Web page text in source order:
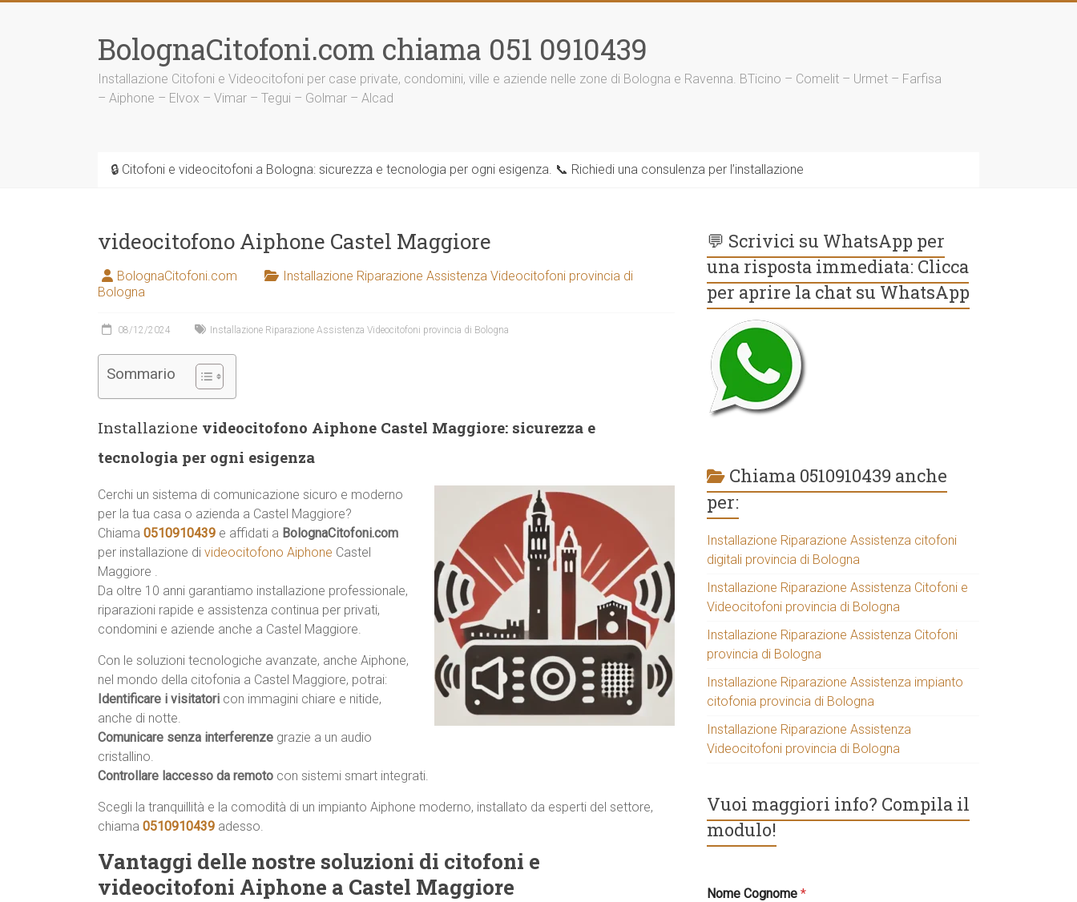
BolognaCitofoni.com chiama 051 0910439
Installazione Citofoni e Videocitofoni per case private, condomini, ville e aziende nelle zone di Bologna e Ravenna. BTicino – Comelit – Urmet – Farfisa
– Aiphone – Elvox – Vimar – Tegui – Golmar – Alcad
🔒 Citofoni e videocitofoni a Bologna: sicurezza e tecnologia per ogni esigenza. 📞 Richiedi una consulenza per l’installazione
videocitofono Aiphone Castel Maggiore
BolognaCitofoni.com
Installazione Riparazione Assistenza Videocitofoni provincia di
Bologna
08/12/2024 Installazione Riparazione Assistenza Videocitofoni provincia di Bologna
Sommario
Installazione videocitofono Aiphone Castel Maggiore: sicurezza e
tecnologia per ogni esigenza
Cerchi un sistema di comunicazione sicuro e moderno
per la tua casa o azienda a Castel Maggiore?
Chiama 0510910439 e affidati a BolognaCitofoni.com
per installazione di videocitofono Aiphone Castel
Maggiore .
Da oltre 10 anni garantiamo installazione professionale,
riparazioni rapide e assistenza continua per privati,
condomini e aziende anche a Castel Maggiore.
Con le soluzioni tecnologiche avanzate, anche Aiphone,
nel mondo della citofonia a Castel Maggiore, potrai:
Identificare i visitatori con immagini chiare e nitide,
anche di notte.
Comunicare senza interferenze grazie a un audio
cristallino.
Controllare laccesso da remoto con sistemi smart integrati.
Scegli la tranquillità e la comodità di un impianto Aiphone moderno, installato da esperti del settore,
chiama 0510910439 adesso.
Vantaggi delle nostre soluzioni di citofoni e
videocitofoni Aiphone a Castel Maggiore
💬 Scrivici su WhatsApp per
una risposta immediata: Clicca
per aprire la chat su WhatsApp
Chiama 0510910439 anche
per:
Installazione Riparazione Assistenza citofoni
digitali provincia di Bologna
Installazione Riparazione Assistenza Citofoni e
Videocitofoni provincia di Bologna
Installazione Riparazione Assistenza Citofoni
provincia di Bologna
Installazione Riparazione Assistenza impianto
citofonia provincia di Bologna
Installazione Riparazione Assistenza
Videocitofoni provincia di Bologna
Vuoi maggiori info? Compila il
modulo!
Nome Cognome*